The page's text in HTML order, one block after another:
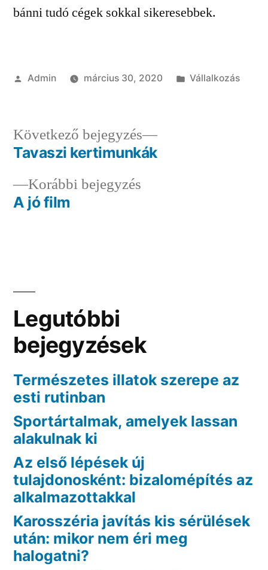
bánni tudó cégek sokkal sikeresebbek.
Szerző:
Admin március 30, 2020 Kategória:
Vállalkozás
Bejegyzés
navigáció
Korábbi bejegyzés
A jó film
Következő bejegyzés
Következő
bejegyzés:
Tavaszi kertimunkák
Legutóbbi
bejegyzések
Természetes illatok szerepe az
esti rutinban
Sportártalmak, amelyek lassan
alakulnak ki
Az első lépések új
tulajdonosként: bizalomépítés az
alkalmazottakkal
Karosszéria javítás kis sérülések
után: mikor nem éri meg
halogatni?